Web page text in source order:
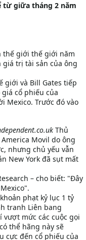
từ giữa tháng 2 năm
thế giới thế giới năm
giá trị tài sản của ông
giới và Bill Gates tiếp
cổ phiếu của
Mexico. Trước đó vào
Thủ
Movil do ông
nhưng chủ yếu vẫn
New York đã sụt mất
– cho biết: "Đây
phạt kỷ lục 1 tỷ
tranh Liên bang
vượt mức các cuộc gọi
thể hãng này sẽ
cực đến cổ phiếu của